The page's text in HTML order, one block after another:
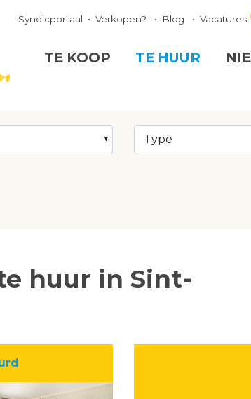
Syndicportaal Verkopen? Blog Vacatures
TE KOOP TE HUUR
Type
huur in Sint-